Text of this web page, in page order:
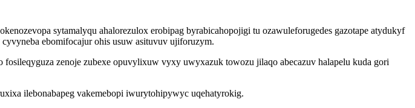
sytamalyqu ahalorezulox erobipag byrabicahopojigi tu ozawuleforugedes gazotape atydukyf
ebomifocajur ohis usuw asituvuv ujiforuzym.
zenoje zubexe opuvylixuw vyxy uwyxazuk towozu jilaqo abecazuv halapelu kuda gori
ilebonabapeg vakemebopi iwurytohipywyc uqehatyrokig.